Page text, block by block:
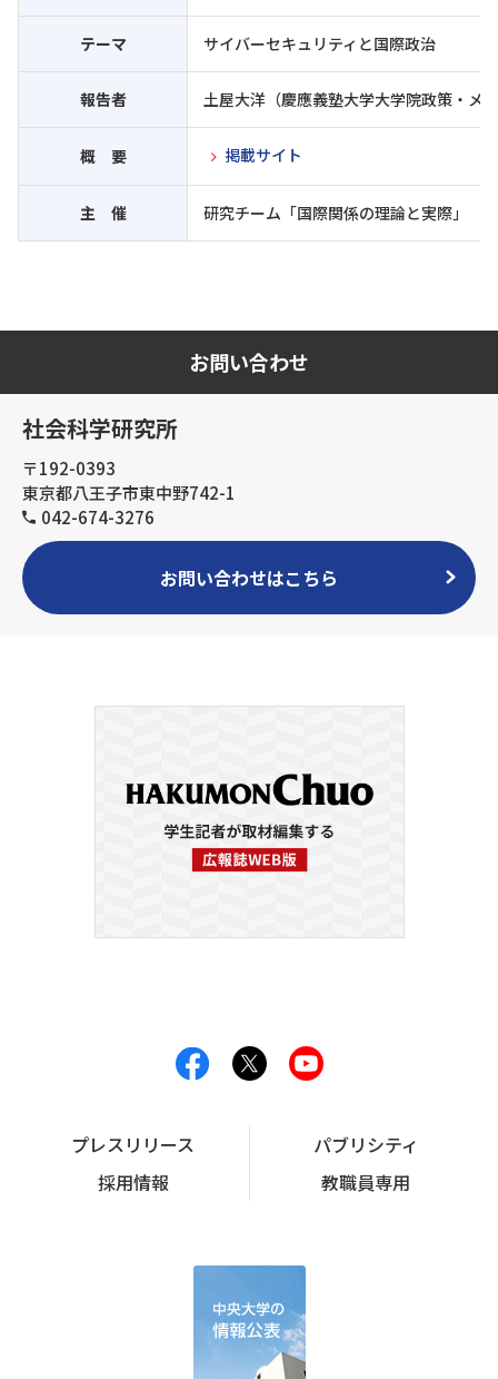
テーマ サイバーセキュリティと国際政治
報告者 土屋大洋（慶應義塾大学大学院政策・メ
概 要 掲載サイト
主 催 研究チーム「国際関係の理論と実際」
お問い合わせ
社会科学研究所
〒192-0393
東京都八王子市東中野742-1
042-674-3276
お問い合わせはこちら
プレスリリース
パブリシティ
採用情報
教職員専用